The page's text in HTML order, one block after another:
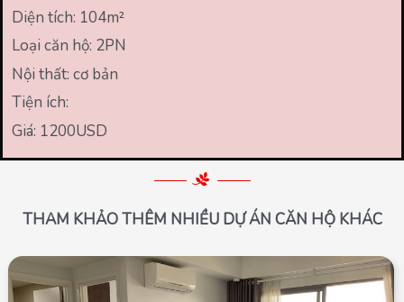
Diện tích: 104m²
Loại căn hộ: 2PN
Nội thất: cơ bản
Tiện ích:
Giá: 1200USD
THAM KHẢO THÊM NHIỀU DỰ ÁN CĂN HỘ KHÁC